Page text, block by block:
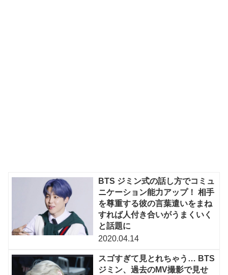
BTS ジミン式の話し方でコミュ
ニケーション能力アップ！ 相手
を尊重する彼の言葉遣いをまね
すれば人付き合いがうまくいく
と話題に
2020.04.14
スゴすぎて見とれちゃう… BTS
ジミン、過去のMV撮影で見せ